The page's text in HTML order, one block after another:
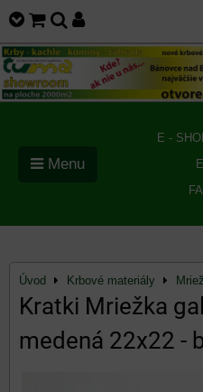
E -
Menu
Úvod Krbové materiály
Kratki Mriežka
medená 22x22 -